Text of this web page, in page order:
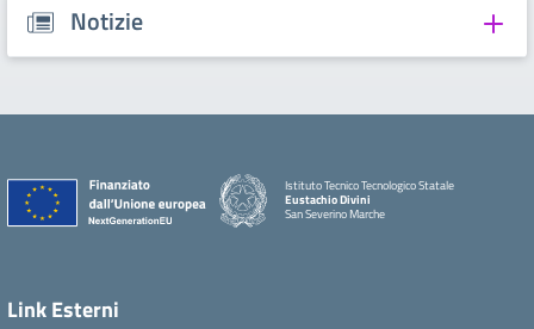
Notizie
Istituto Tecnico Tecnologico Statale
Eustachio Divini
San Severino Marche
Link Esterni